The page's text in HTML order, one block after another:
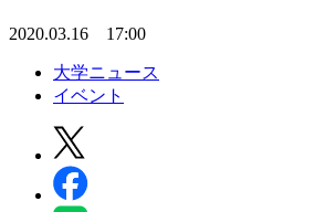
2020.03.16 17:00
大学ニュース
イベント